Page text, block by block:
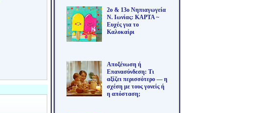
2ο & 13ο Νηπιαγωγεία
Ν. Ιωνίας: ΚΑΡΤΑ ~
Ευχές για το
Καλοκαίρι
Αποξένωση ή
Επανασύνδεση: Τι
αξίζει περισσότερο — η
σχέση με τους γονείς ή
η απόσταση;